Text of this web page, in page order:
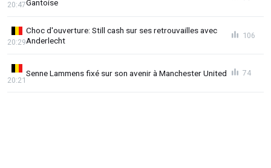
Gantoise
20:47
Choc d'ouverture: Still cash sur ses retrouvailles avec
Anderlecht
20:29
106
Senne Lammens fixé sur son avenir à Manchester United
20:21
74